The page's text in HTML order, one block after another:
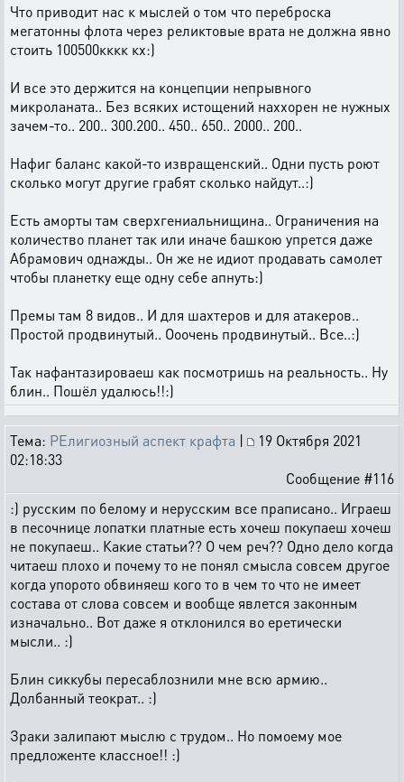
Что приводит нас к мыслей о том что переброска
мегатонны флота через реликтовые врата не должна явно
стоить 100500кккк кх:)
И все это держится на концепции непрывного
микроланата.. Без всяких истощений наххорен не нужных
зачем-то.. 200.. 300.200.. 450.. 650.. 2000.. 200..
Нафиг баланс какой-то извращенский.. Одни пусть роют
сколько могут другие грабят сколько найдут..:)
Есть аморты там сверхгениальнищина.. Ограничения на
количество планет так или иначе башкою упрется даже
Абрамович однажды.. Он же не идиот продавать самолет
чтобы планетку еще одну себе апнуть:)
Премы там 8 видов.. И для шахтеров и для атакеров..
Простой продвинутый.. Ооочень продвинутый.. Все..:)
Так нафантазироваеш как посмотришь на реальность.. Ну
блин.. Пошёл удалюсь!!:)
Тема: РЕлигиозный аспект крафта |
19 Октября 2021
02:18:33
Сообщение #116
:) русским по белому и нерусским все праписано.. Играеш
в песочнице лопатки платные есть хочеш покупаеш хочеш
не покупаеш.. Какие статьи?? О чем реч?? Одно дело когда
читаеш плохо и почему то не понял смысла совсем другое
когда упорото обвиняеш кого то в чем то что не имеет
состава от слова совсем и вообще явлется законным
изначально.. Вот даже я отклонился во еретически
мысли.. :)
Блин сиккубы пересаблознили мне всю армию..
Долбанный теократ.. :)
Зраки залипают мыслю с трудом.. Но помоему мое
предложенте классное!! :)